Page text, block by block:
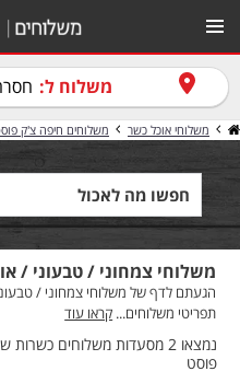
משלוח ל:
משלוחי אוכל כשר משלוחים חיפה צ'ק
משלוחי צמחוני / טבעוני /
הגעתם לדף של משלוחי צמחוני /
תפריטי משלוחים... קראו עוד
נמצאו 2 מסעדות משלוחים
פוסט